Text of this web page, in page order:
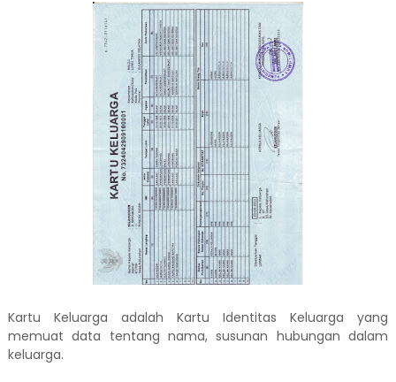
Kartu Keluarga adalah Kartu Identitas Keluarga yang
memuat data tentang nama, susunan hubungan dalam
keluarga.